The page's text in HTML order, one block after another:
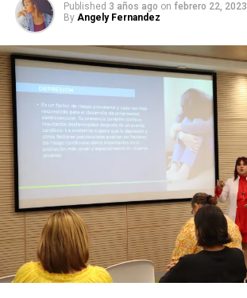
Published 3 años ago on febrero 22, 2023
By Angely Fernandez